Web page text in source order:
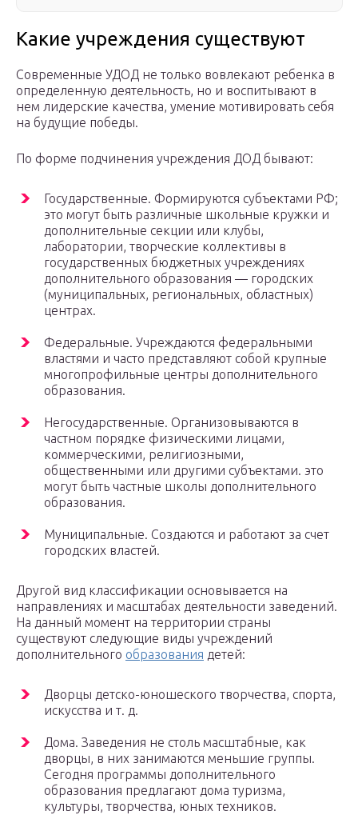
Какие учреждения существуют
Современные УДОД не только вовлекают ребенка в
определенную деятельность, но и воспитывают в
нем лидерские качества, умение мотивировать себя
на будущие победы.
По форме подчинения учреждения ДОД бывают:
Государственные. Формируются субъектами РФ;
это могут быть различные школьные кружки и
дополнительные секции или клубы,
лаборатории, творческие коллективы в
государственных бюджетных учреждениях
дополнительного образования — городских
(муниципальных, региональных, областных)
центрах.
Федеральные. Учреждаются федеральными
властями и часто представляют собой крупные
многопрофильные центры дополнительного
образования.
Негосударственные. Организовываются в
частном порядке физическими лицами,
коммерческими, религиозными,
общественными или другими субъектами. это
могут быть частные школы дополнительного
образования.
Муниципальные. Создаются и работают за счет
городских властей.
Другой вид классификации основывается на
направлениях и масштабах деятельности заведений.
На данный момент на территории страны
существуют следующие виды учреждений
дополнительного образования детей:
Дворцы детско-юношеского творчества, спорта,
искусства и т. д.
Дома. Заведения не столь масштабные, как
дворцы, в них занимаются меньшие группы.
Сегодня программы дополнительного
образования предлагают дома туризма,
культуры, творчества, юных техников.